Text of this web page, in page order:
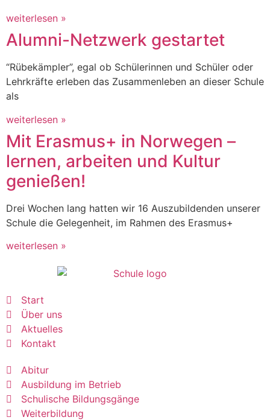
weiterlesen »
Alumni-Netzwerk gestartet
“Rübekämpler”, egal ob Schülerinnen und Schüler oder
Lehrkräfte erleben das Zusammenleben an dieser Schule
als
weiterlesen »
Mit Erasmus+ in Norwegen –
lernen, arbeiten und Kultur
genießen!
Drei Wochen lang hatten wir 16 Auszubildenden unserer
Schule die Gelegenheit, im Rahmen des Erasmus+
weiterlesen »
Start
Über uns
Aktuelles
Kontakt
Abitur
Ausbildung im Betrieb
Schulische Bildungsgänge
Weiterbildung